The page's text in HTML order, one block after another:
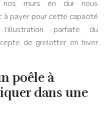
nos murs en dur nous
payer pour cette capacité
parfaite du
de grelotter en hiver
poêle à
dans une